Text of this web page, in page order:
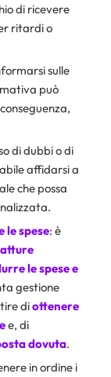
di ricevere
ritardi o
sulle
può
di dubbi o di
affidarsi a
che possa
spese: è
le spese e
gestione
diottenere
e, di
dovuta.
in ordine i